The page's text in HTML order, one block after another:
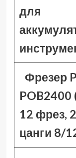
для
Фрезер
POB2400
12 фрез,
цанги 8/